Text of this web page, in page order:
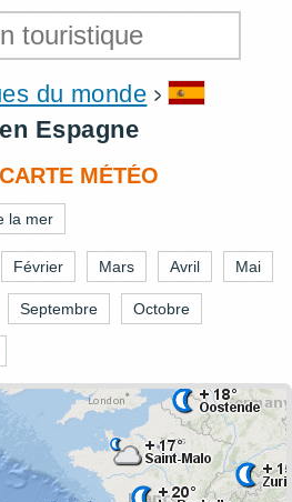
du monde
Espagne
MÉTÉO
la mer
Février Mars Avril Mai
Septembre Octobre